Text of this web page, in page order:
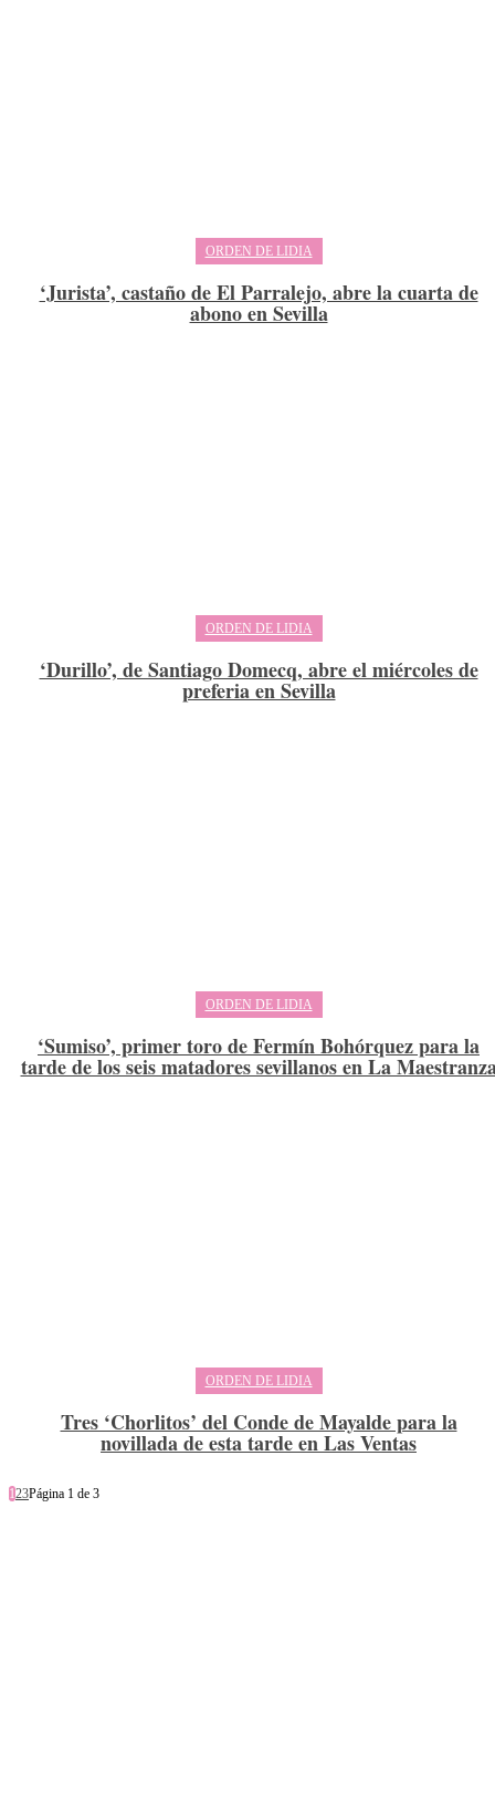
ORDEN DE LIDIA
‘Jurista’, castaño de El Parralejo, abre la cuarta de
abono en Sevilla
ORDEN DE LIDIA
‘Durillo’, de Santiago Domecq, abre el miércoles de
preferia en Sevilla
ORDEN DE LIDIA
‘Sumiso’, primer toro de Fermín Bohórquez para la
tarde de los seis matadores sevillanos en La
ORDEN DE LIDIA
Tres ‘Chorlitos’ del Conde de Mayalde para la
novillada de esta tarde en Las Ventas
123Página 1 de 3